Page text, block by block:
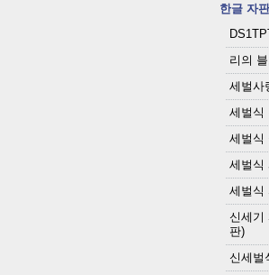
한글 자판
리의
세벌사
세벌식
세벌식
세벌식
세벌식
신세기
판)
신세벌